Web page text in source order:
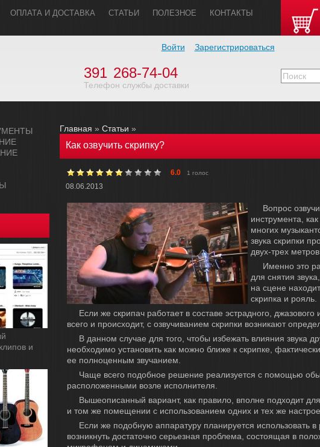
ОПЛАТА И ДОСТАВКА СТАТЬИ ПОЛЕЗHОЕ КОHТАКТЫ
Войти Зарегистрироваться
391 268-74-04
Телефон службы доставки
и
Главная » Статьи »
Как озвучить скрипку?
6.0 1 голос
08.06.2013
Вопрос
инструмента,
многих
звука скрипки
двух-трех
Именно это
для снятия
на сцене
скрипка и рояль.
Если же скрипач работает в составе эстрадного, джазового
всего и происходит, с озвучиванием скрипки возникают
В данном случае для того, чтобы избежать влияния звука
необходимо установить как можно ближе к скрипке,
ее полноценным звучанием.
Чаще всего подобное решение реализуется с помощью
расположенными возле исполнителя.
Вышеописанный вариант, как правило, вполне подходит
и том же помещении с использованием одних и тех же
Если же подобную аппаратуру планируется использовать
возникнуть достаточно серьезная проблема, состоящая в